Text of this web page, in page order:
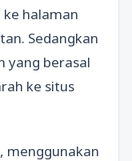
halaman
Sedangkan
yang berasal
ke situs
menggunakan